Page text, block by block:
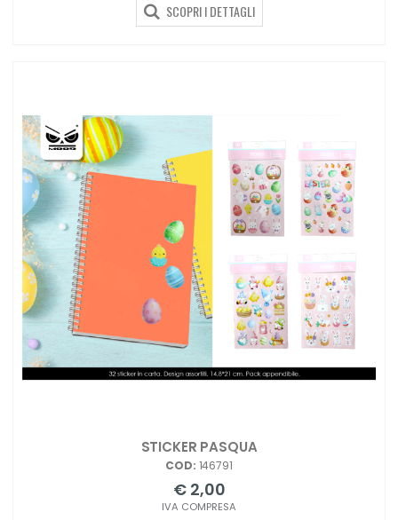
SCOPRI I DETTAGLI
STICKER PASQUA
COD: 146791
€ 2,00
IVA COMPRESA